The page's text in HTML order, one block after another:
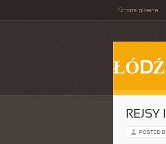
Strona główna
ŁÓDŹ
POSTED